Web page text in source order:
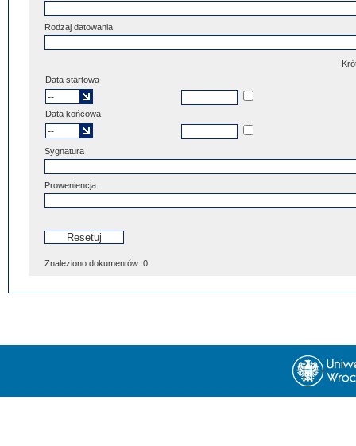
Rodzaj datowania
Data startowa
Data końcowa
Sygnatura
Proweniencja
Znaleziono dokumentów: 0